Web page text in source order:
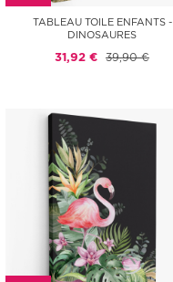
TABLEAU TOILE ENFANTS -
DINOSAURES
31,92 € 39,90 €